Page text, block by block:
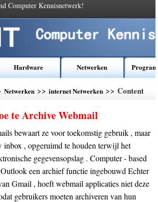
Computer Kennisnetwerk!
Hardware Netwerken
Netwerken >> internet Netwerken >> Content
te Archive Webmail
bewaart ze voor toekomstig gebruik , maar
, opgeruimd te houden terwijl het
gegevensopslag . Computer - based
een archief functie ingebouwd Echter
Gmail , hoeft webmail applicaties niet deze
gebruikers moeten archiveren van hun